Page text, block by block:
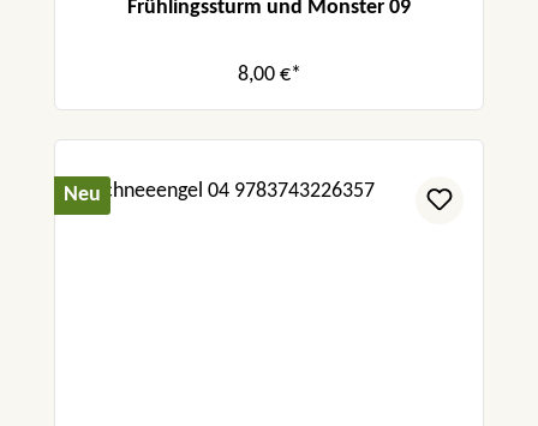
Frühlingssturm und Monster 09
8,00 €*
Neu